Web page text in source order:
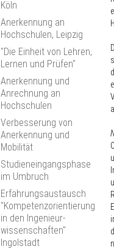
Köln
Anerkennung an
Hochschulen, Leipzig
"Die Einheit von Lehren,
Lernen und Prüfen"
Anerkennung und
Anrechnung an
Hochschulen
Verbesserung von
Anerkennung und
Mobilität
Studieneingangsphase
im Umbruch
Erfahrungsaustausch
"Kompetenzorientierung
in den Ingenieur­
wissenschaften"
Ingolstadt